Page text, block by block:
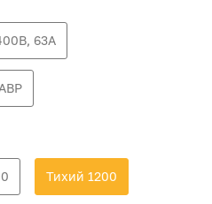
63А
Тихий 1200